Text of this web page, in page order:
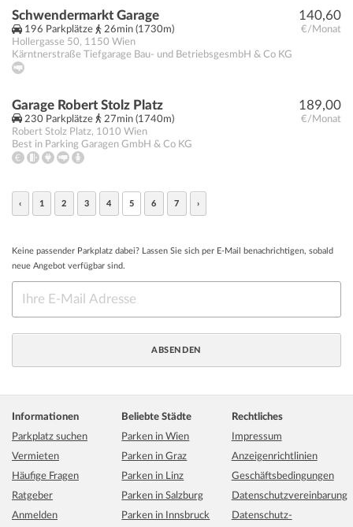
140,60
€/Monat
Schwendermarkt Garage
196 Parkplätze
26min (1730m)
Hollergasse 50, 1150 Wien
Kärntnerstraße Tiefgarage Bau- und BetriebsgesmbH & Co KG
189,00
€/Monat
Garage Robert Stolz Platz
230 Parkplätze
27min (1740m)
Robert Stolz Platz, 1010 Wien
Best in Parking Garagen GmbH & Co KG
‹ 1 2 3 4 5 6 7 ›
Keine passender Parkplatz dabei? Lassen Sie sich per E-Mail benachrichtigen, sobald
neue Angebot verfügbar sind.
Informationen
Parkplatz suchen
Vermieten
Häufige Fragen
Ratgeber
Anmelden
Beliebte Städte
Parken in Wien
Parken in Graz
Parken in Linz
Parken in Salzburg
Parken in Innsbruck
Rechtliches
Impressum
Anzeigenrichtlinien
Geschäftsbedingungen
Datenschutzvereinbarung
Datenschutz-